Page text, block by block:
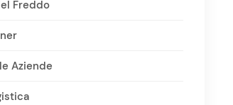
Freddo
Aziende